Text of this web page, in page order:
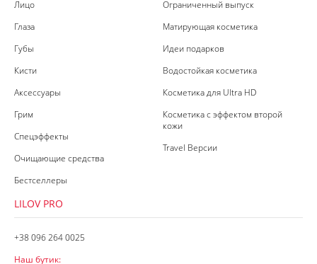
Лицо
Глаза
Губы
Кисти
Аксессуары
Грим
Спецэффекты
Очищающие средства
Бестселлеры
Ограниченный выпуск
Матирующая косметика
Идеи подарков
Водостойкая косметика
Косметика для Ultra HD
Косметика с эффектом второй
кожи
Travel Версии
LILOV PRO
+38 096 264 0025
Наш бутик: